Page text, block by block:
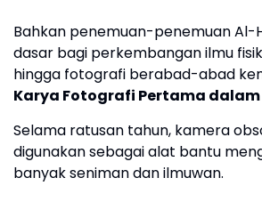
Bahkan penemuan-penemuan Al-
dasar bagi perkembangan ilmu
hingga fotografi berabad-abad
Karya Fotografi Pertama dalam
Selama ratusan tahun, kamera
digunakan sebagai alat bantu
banyak seniman dan ilmuwan.